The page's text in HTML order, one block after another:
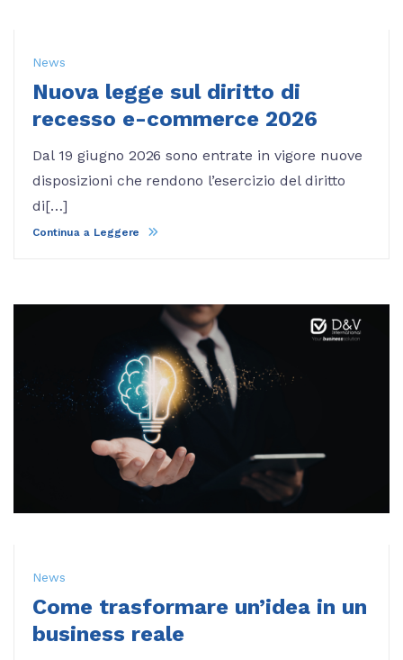
News
Nuova legge sul diritto di
recesso e-commerce 2026
Dal 19 giugno 2026 sono entrate in vigore nuove
disposizioni che rendono l’esercizio del diritto
di[…]
Continua a Leggere
News
Come trasformare un’idea in un
business reale